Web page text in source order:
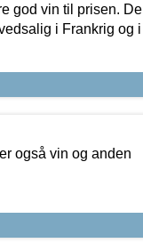
god vin til prisen. De
i Frankrig og i
også vin og anden